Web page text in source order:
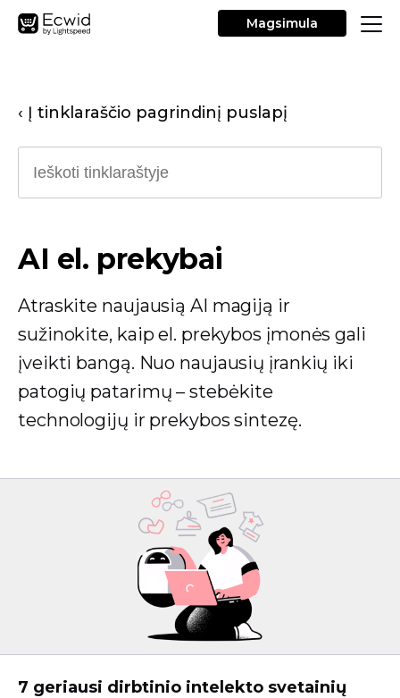
Magsimula
‹ Į tinklaraščio pagrindinį puslapį
AI el. prekybai
Atraskite naujausią AI magiją ir
sužinokite, kaip el. prekybos įmonės gali
įveikti bangą. Nuo naujausių įrankių iki
patogių patarimų – stebėkite
technologijų ir prekybos sintezę.
7 geriausi dirbtinio intelekto svetainių